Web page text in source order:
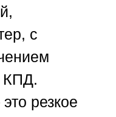
с
КПД.
резкое